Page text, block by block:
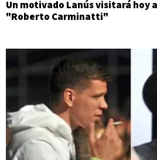
Un motivado Lanús visitará hoy
"Roberto Carminatti"